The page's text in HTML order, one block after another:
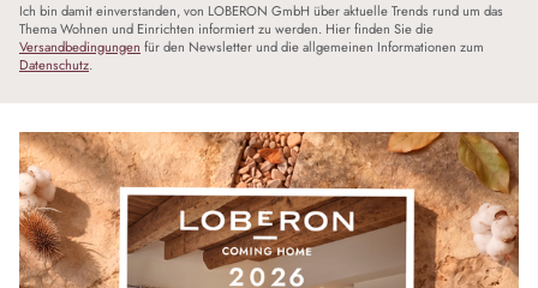
Ich bin damit einverstanden, von LOBERON GmbH über aktuelle Trends rund um das
Thema Wohnen und Einrichten informiert zu werden. Hier finden Sie die
Versandbedingungen für den Newsletter und die allgemeinen Informationen zum
Datenschutz.